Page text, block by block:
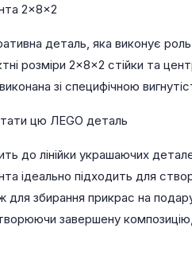
2×8×2
деталь, яка виконує
розміри 2×8×2 стійки та
зі специфічною
цю ЛEGO деталь
до лінійки украшаючих
ідеально підходить для
для збирання прикрас на
завершену